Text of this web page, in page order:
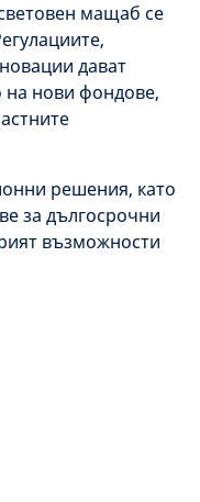
мащаб се
дават
на нови фондове,
решения, като
за дългосрочни
възможности